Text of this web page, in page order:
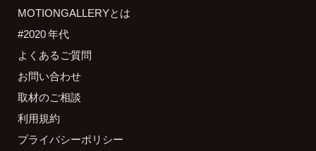
MOTIONGALLERYとは
#2020 年代
よくあるご質問
お問い合わせ
取材のご相談
利用規約
プライバシーポリシー